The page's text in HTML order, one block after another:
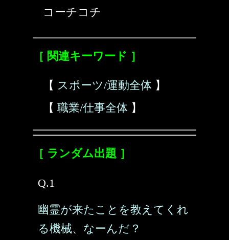
コーチコチ
［ 関連キーワード ］
【 スポーツ/運動全体 】
【 職業/仕事全体 】
［ ランダム出題 ］
Q.1
幽霊が来たことを教えてくれ
る機械、なーんだ？